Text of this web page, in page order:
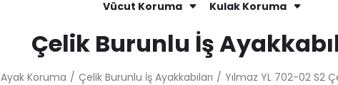
Vücut Koruma Kulak Koruma
Çelik Burunlu İş
Ayak Koruma Çelik Burunlu İş Ayakkabıları Yılmaz YL 702-02 S2